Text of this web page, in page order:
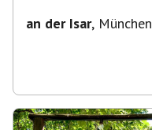
an der Isar, München